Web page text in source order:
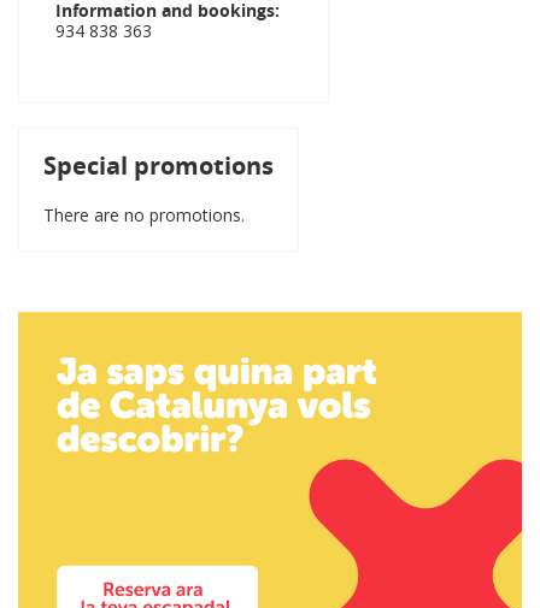
Information and bookings
934 838 363
Special promotions
There are no promotions.